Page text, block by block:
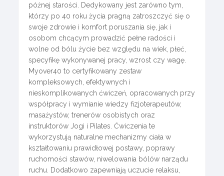
późnej starości. Dedykowany jest zarówno tym,
którzy po 40 roku życia pragną zatroszczyć się o
swoje zdrowie i komfort poruszania się, jak i
osobom chcącym prowadzić pełne radości i
wolne od bólu życie bez względu na wiek, płeć,
specyfikę wykonywanej pracy, wzrost czy wagę.
Myover40 to certyfikowany zestaw
kompleksowych, efektywnych i
nieskomplikowanych ćwiczeń, opracowanych przy
współpracy i wymianie wiedzy fizjoterapeutów,
masażystów, trenerów osobistych oraz
instruktorów Jogi i Pilates. Ćwiczenia te
wykorzystują naturalne mechanizmy ciała w
kształtowaniu prawidłowej postawy, poprawy
ruchomości stawów, niwelowania bólów narządu
ruchu. Dodatkowo zapewniają uczucie relaksu,